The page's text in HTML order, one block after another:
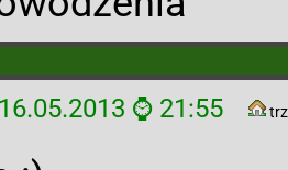
16.05.2013 ⌚ 21:55